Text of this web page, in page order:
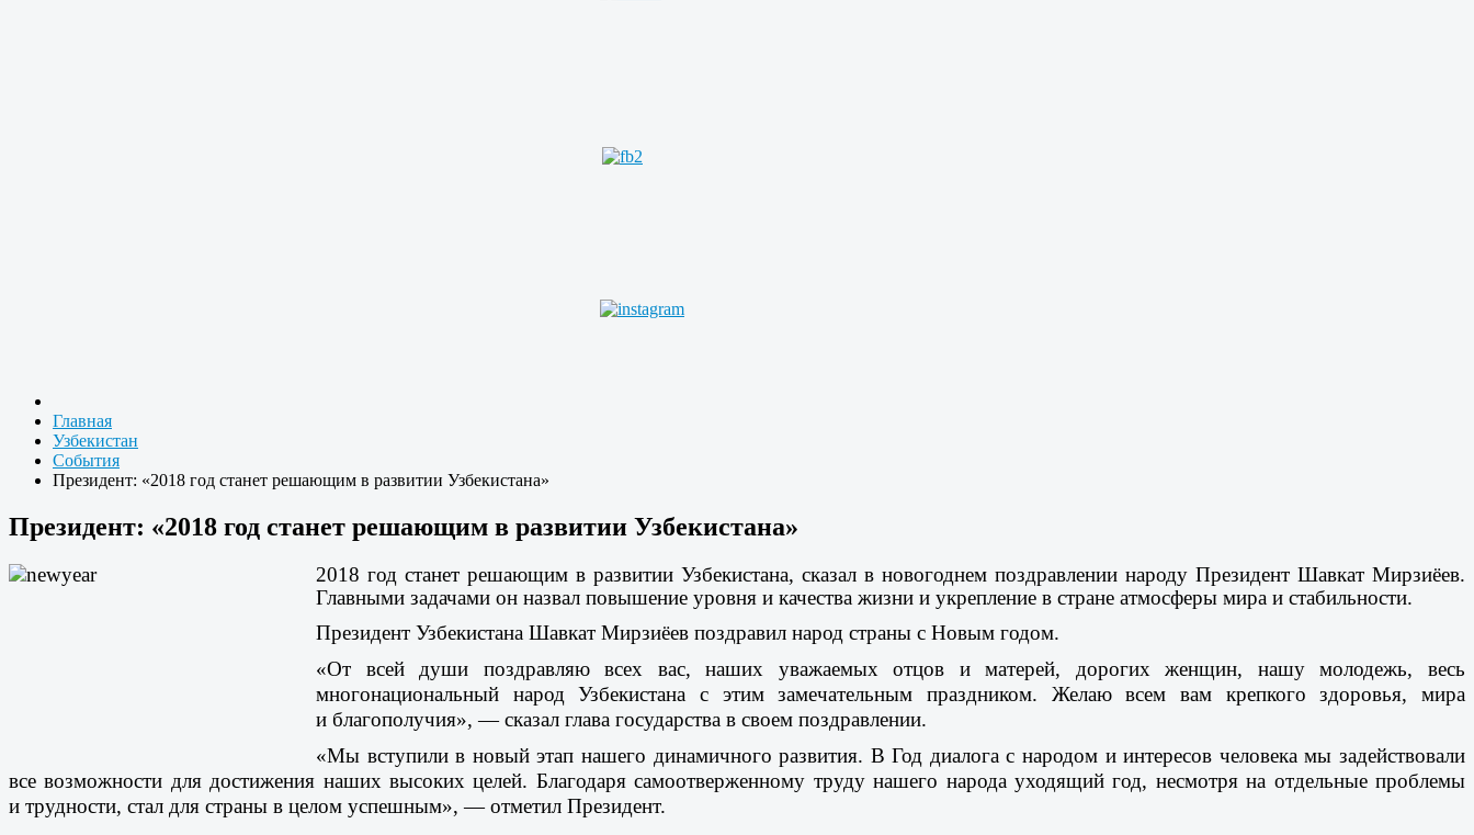
Главная
Узбекистан
События
Президент: «2018 год станет решающим в развитии Узбекистана»
Президент: «2018 год станет решающим в развитии Узбекистана»
2018 год станет решающим в развитии Узбекистана, сказал в новогоднем поздравлении народу Президент Шавкат Мирзиёев.
Главными задачами он назвал повышение уровня и качества жизни и укрепление в стране атмосферы мира и стабильности.
Президент Узбекистана Шавкат Мирзиёев поздравил народ страны с Новым годом.
«От всей души поздравляю всех вас, наших уважаемых отцов и матерей, дорогих женщин, нашу молодежь, весь
многонациональный народ Узбекистана с этим замечательным праздником. Желаю всем вам крепкого здоровья, мира
и благополучия», — сказал глава государства в своем поздравлении.
«Мы вступили в новый этап нашего динамичного развития. В Год диалога с народом и интересов человека мы задействовали
все возможности для достижения наших высоких целей. Благодаря самоотверженному труду нашего народа уходящий год, несмотря на отдельные проблемы
и трудности, стал для страны в целом успешным», — отметил Президент.